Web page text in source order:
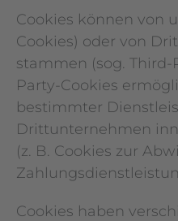
Cookies können von
Cookies) oder von
stammen (sog. Third-
Party-Cookies
bestimmter
Drittunternehmen
(z. B. Cookies zur
Cookies haben